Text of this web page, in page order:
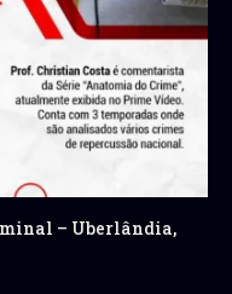
– Uberlândia,